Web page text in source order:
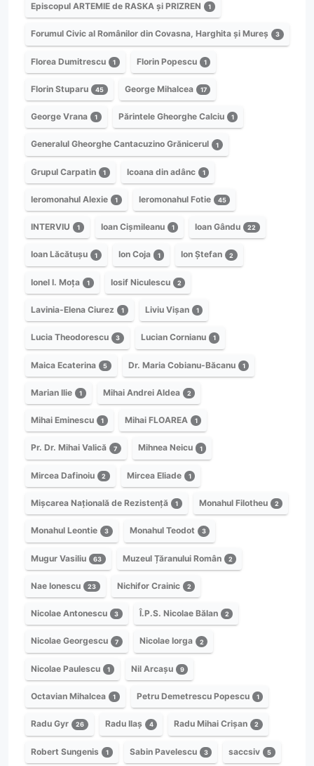
Episcopul ARTEMIE de RASKA și PRIZREN 1
Forumul Civic al Românilor din Covasna, Harghita și Mureș 3
Florea Dumitrescu 1 Florin Popescu 1
Florin Stuparu 45 George Mihalcea 17
George Vrana 1 Părintele Gheorghe Calciu 1
Generalul Gheorghe Cantacuzino Grănicerul 1
Grupul Carpatin 1 Icoana din adânc 1
Ieromonahul Alexie 1 Ieromonahul Fotie 45
INTERVIU 1 Ioan Cișmileanu 1 Ioan Gându 22
Ioan Lăcătușu 1 Ion Coja 1 Ion Ștefan 2
Ionel I. Moța 1 Iosif Niculescu 2
Lavinia-Elena Ciurez 1 Liviu Vișan 1
Lucia Theodorescu 3 Lucian Cornianu 1
Maica Ecaterina 5 Dr. Maria Cobianu-Băcanu 1
Marian Ilie 1 Mihai Andrei Aldea 2
Mihai Eminescu 1 Mihai FLOAREA 1
Pr. Dr. Mihai Valică 7 Mihnea Neicu 1
Mircea Dafinoiu 2 Mircea Eliade 1
Mișcarea Națională de Rezistență 1 Monahul Filotheu 2
Monahul Leontie 3 Monahul Teodot 3
Mugur Vasiliu 63 Muzeul Țăranului Român 2
Nae Ionescu 23 Nichifor Crainic 2
Nicolae Antonescu 3 Î.P.S. Nicolae Bălan 2
Nicolae Georgescu 7 Nicolae Iorga 2
Nicolae Paulescu 1 Nil Arcașu 9
Octavian Mihalcea 1 Petru Demetrescu Popescu 1
Radu Gyr 26 Radu Ilaș 4 Radu Mihai Crișan 2
Robert Sungenis 1 Sabin Pavelescu 3 saccsiv 5